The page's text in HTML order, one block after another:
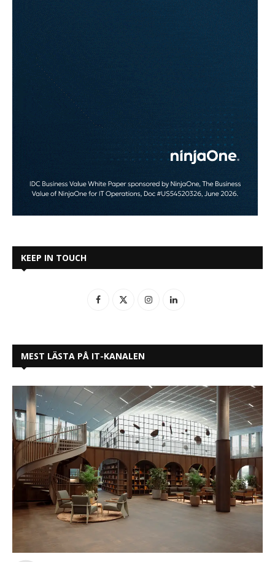
KEEP IN TOUCH
MEST LÄSTA PÅ IT-KANALEN